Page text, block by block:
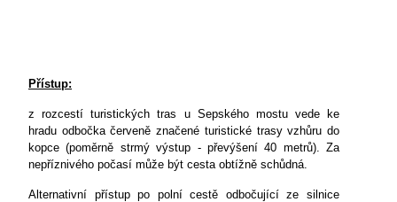
Přístup:
z rozcestí turistických tras u Sepského mostu vede ke
hradu odbočka červeně značené turistické trasy vzhůru do
kopce (poměrně strmý výstup - převýšení 40 metrů). Za
nepříznivého počasí může být cesta obtížně schůdná.
Alternativní přístup po polní cestě odbočující ze silnice